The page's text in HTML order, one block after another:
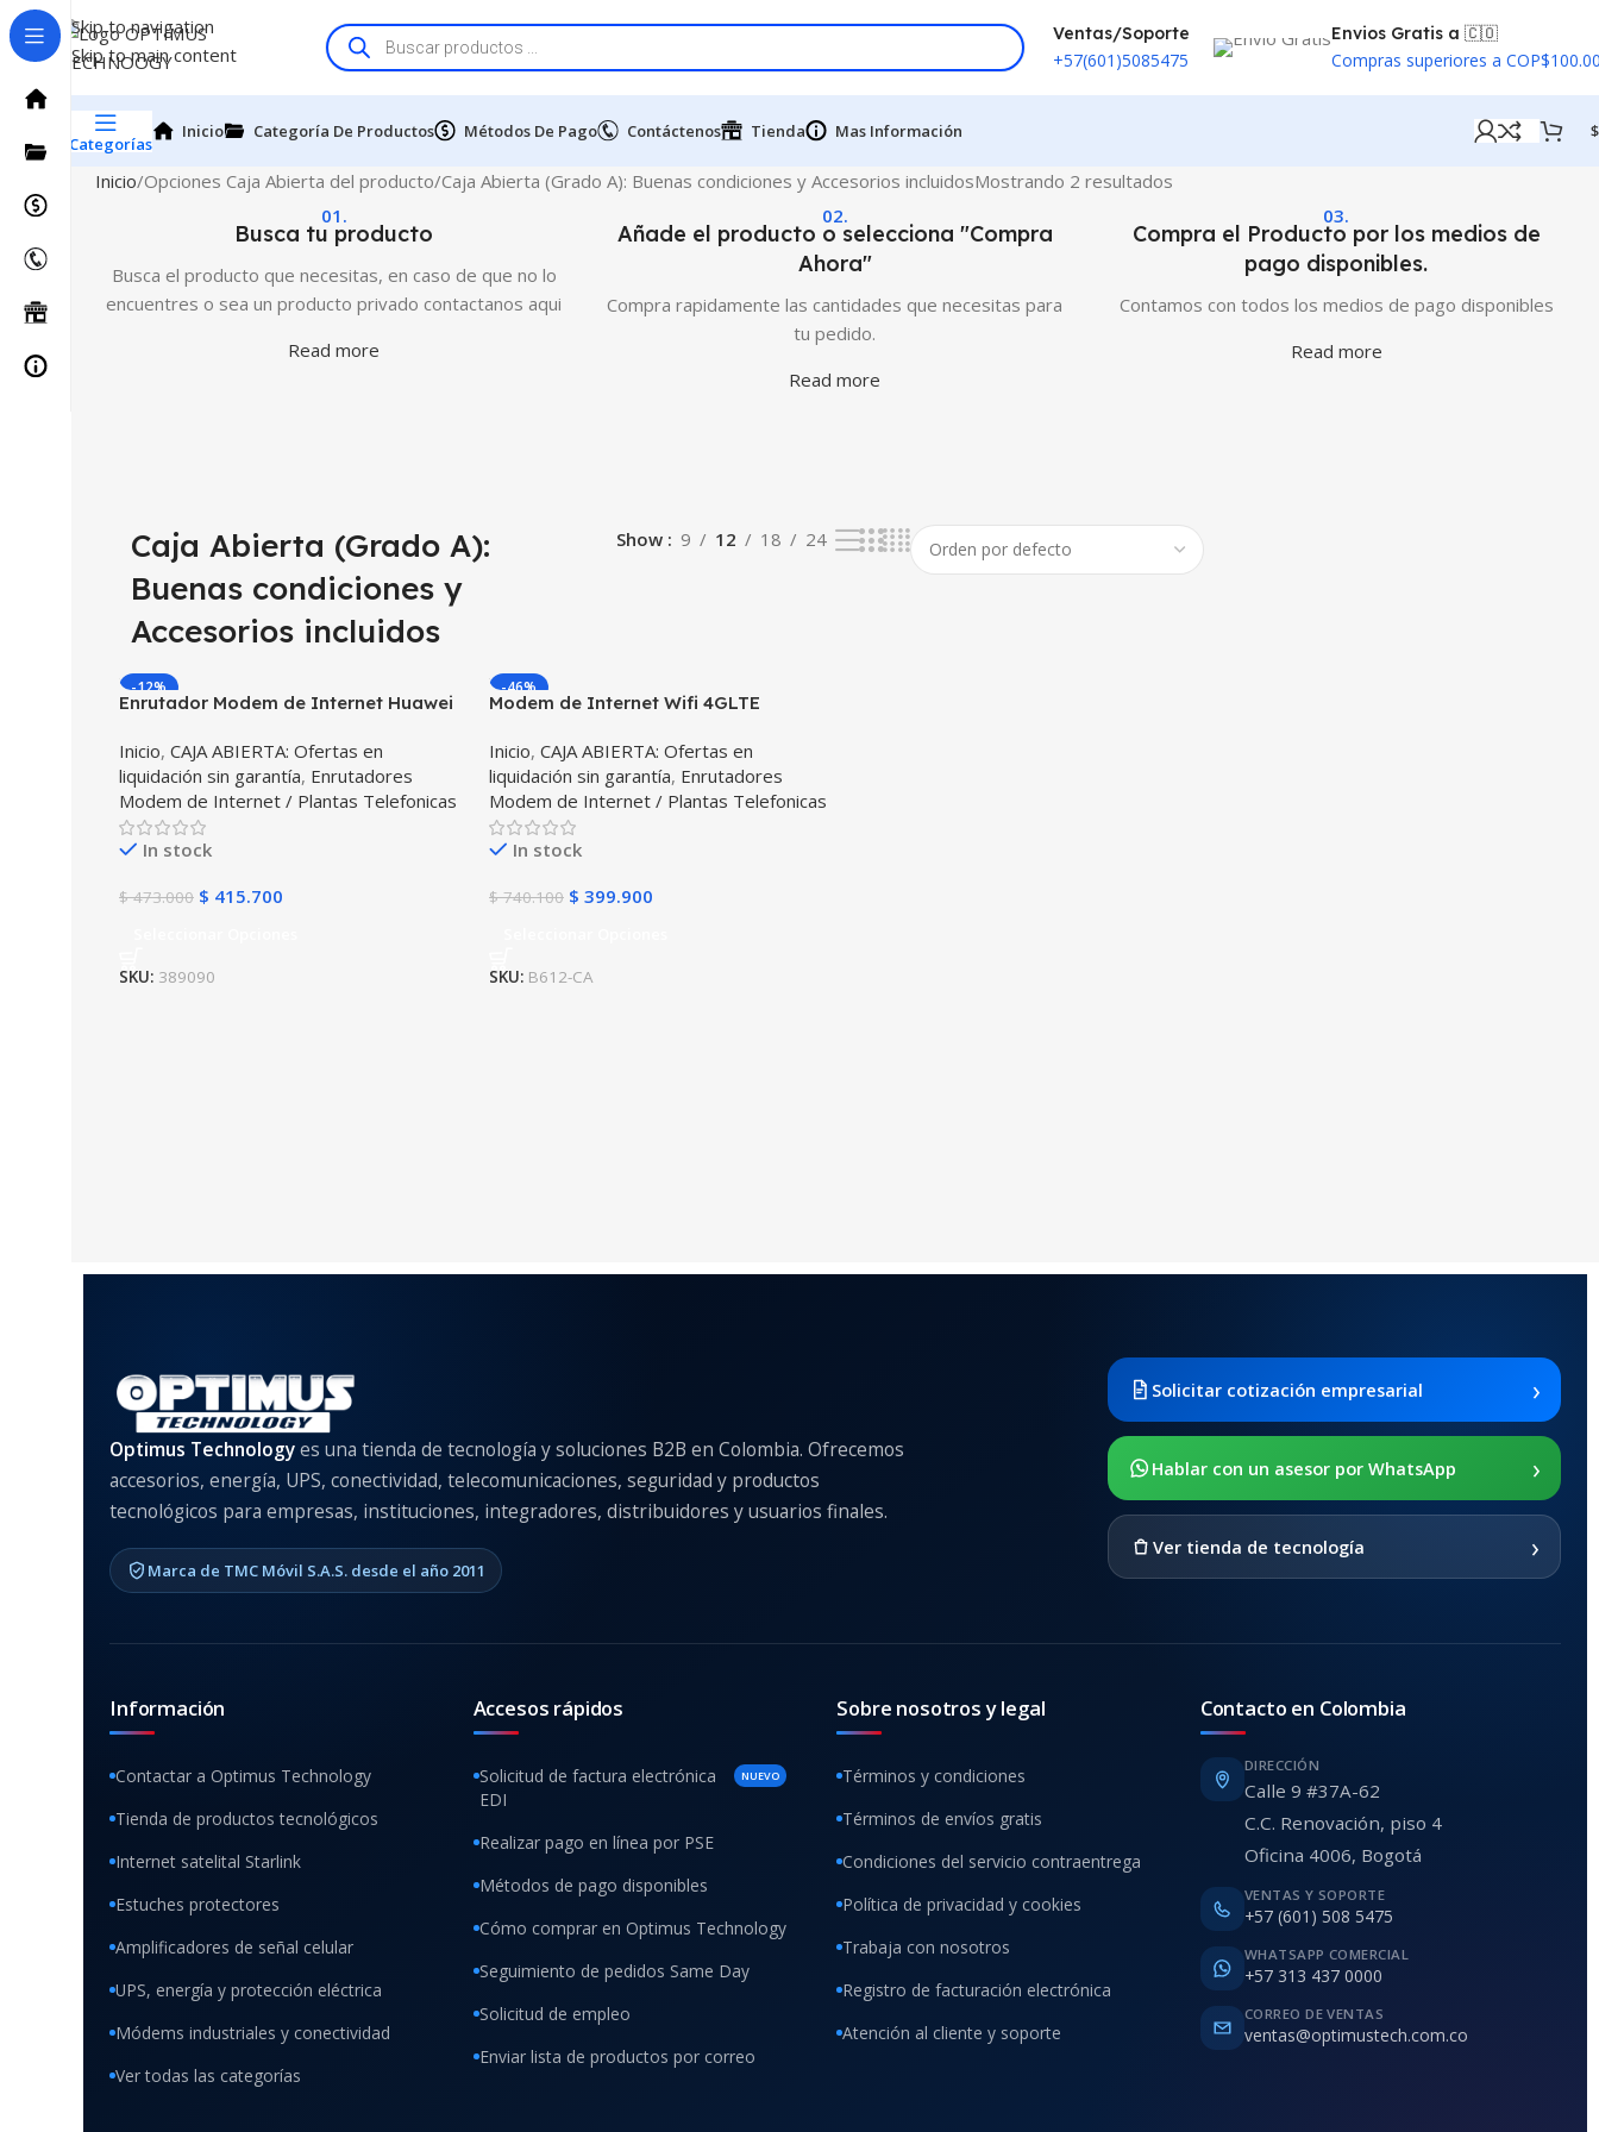
Skip to navigation
Skip to main content
Ventas/Soporte
+57(601)5085475
Envios Gratis a 🇨🇴
Compras superiores a
Categorías
Inicio Categoría De Productos Métodos De Pago Contáctenos Tienda Mas Información $
Inicio Opciones Caja Abierta del producto Caja Abierta (Grado A): Buenas condiciones y Accesorios incluidosMostrando 2 resultados
01.
Busca tu producto
Busca el producto que necesitas, en caso de que no lo
encuentres o sea un producto privado contactanos aqui
Read more
02.
Añade el producto o selecciona "Compra
Ahora"
Compra rapidamente las cantidades que necesitas para
tu pedido.
Read more
03.
Compra el Producto por los medios de
pago disponibles.
Contamos con todos los medios de pago disponibles
Read more
Caja Abierta (Grado A):
Buenas condiciones y
Accesorios incluidos
Show 9 12 18 24
-12%
Enrutador Modem de Internet Huawei
Tigo Colombia 4G LTE SIMCARD (Caja
Abierta)
Inicio, CAJA ABIERTA: Ofertas en
liquidación sin garantía, Enrutadores
Modem de Internet / Plantas Telefonicas
In stock
$473.000 $ 415.700
SKU: 389090
-46%
Modem de Internet Wifi 4GLTE
4.5G (Usado, Reacondicionado)
Inicio, CAJA ABIERTA: Ofertas en
liquidación sin garantía, Enrutadores
Modem de Internet / Plantas Telefonicas
In stock
$740.100 $ 399.900
SKU: B612-CA
Optimus Technologyes una tienda de tecnología y soluciones B2B en Colombia. Ofrecemos
accesorios, energía, UPS, conectividad, telecomunicaciones, seguridad y productos
tecnológicos para empresas, instituciones, integradores, distribuidores y usuarios finales.
Marca de TMC Móvil S.A.S. desde el año 2011
Solicitar cotización empresarial ›
Hablar con un asesor por WhatsApp ›
Ver tienda de tecnología ›
Información
Contactar a Optimus Technology
Tienda de productos tecnológicos
Internet satelital Starlink
Estuches protectores
Amplificadores de señal celular
UPS, energía y protección eléctrica
Módems industriales y conectividad
Ver todas las categorías
Accesos rápidos
Solicitud de factura electrónica
EDI
NUEVO
Realizar pago en línea por PSE
Métodos de pago disponibles
Cómo comprar en Optimus Technology
Seguimiento de pedidos Same Day
Solicitud de empleo
Enviar lista de productos por correo
Sobre nosotros y legal
Términos y condiciones
Términos de envíos gratis
Condiciones del servicio contraentrega
Política de privacidad y cookies
Trabaja con nosotros
Registro de facturación electrónica
Atención al cliente y soporte
Contacto en Colombia
DIRECCIÓN
Calle 9 #37A-62
C.C. Renovación, piso 4
Oficina 4006, Bogotá
VENTAS Y SOPORTE
+57 (601) 508 5475
WHATSAPP COMERCIAL
+57 313 437 0000
CORREO DE VENTAS
ventas@optimustech.com.co